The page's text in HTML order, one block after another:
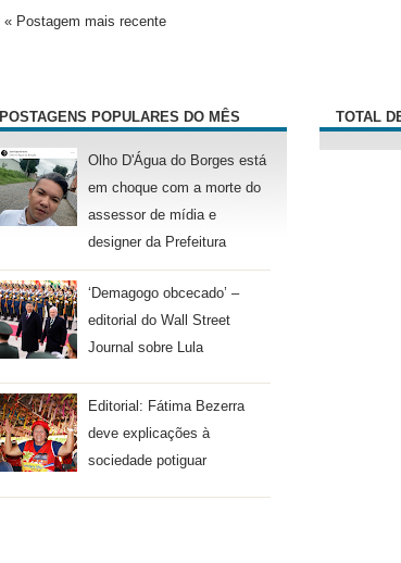
« Postagem mais recente
POSTAGENS POPULARES DO MÊS
Olho D'Água do Borges está
em choque com a morte do
assessor de mídia e
designer da Prefeitura
‘Demagogo obcecado’ –
editorial do Wall Street
Journal sobre Lula
Editorial: Fátima Bezerra
deve explicações à
sociedade potiguar
TOTAL